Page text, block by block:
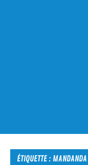
ÉTIQUETTE : MANDANDA